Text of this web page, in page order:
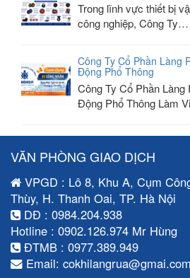
Trong lĩnh vực thiết bị
công nghiệp, Công Ty…
Công Ty Cổ Phần Làng
Động Phổ Thông
Công Ty Cổ Phần Làng
Động Phổ Thông Làm
VĂN PHÒNG GIAO DỊCH
VPGD : Lô 8, Khu A, Cụm
Thùy, H. Thanh Oai, TP. Hà Nội
DĐ : 0984.204.938
Hotline : 0902.126.974 Mr Hùng
ĐTMB : 0977.389.949
Email: cokhilangrua@gmai.com